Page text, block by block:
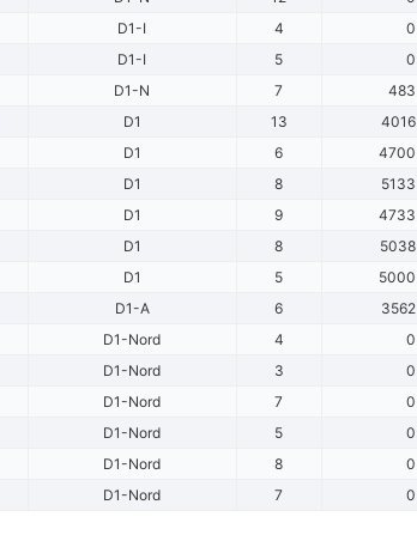
D1-I 4 0
D1-I 5 0
D1-N 7 483
D1 13 4016
D1 6 4700
D1 8 5133
D1 9 4733
D1 8 5038
D1 5 5000
D1-A 6 3562
D1-Nord 4 0
D1-Nord 3 0
D1-Nord 7 0
D1-Nord 5 0
D1-Nord 8 0
D1-Nord 7 0